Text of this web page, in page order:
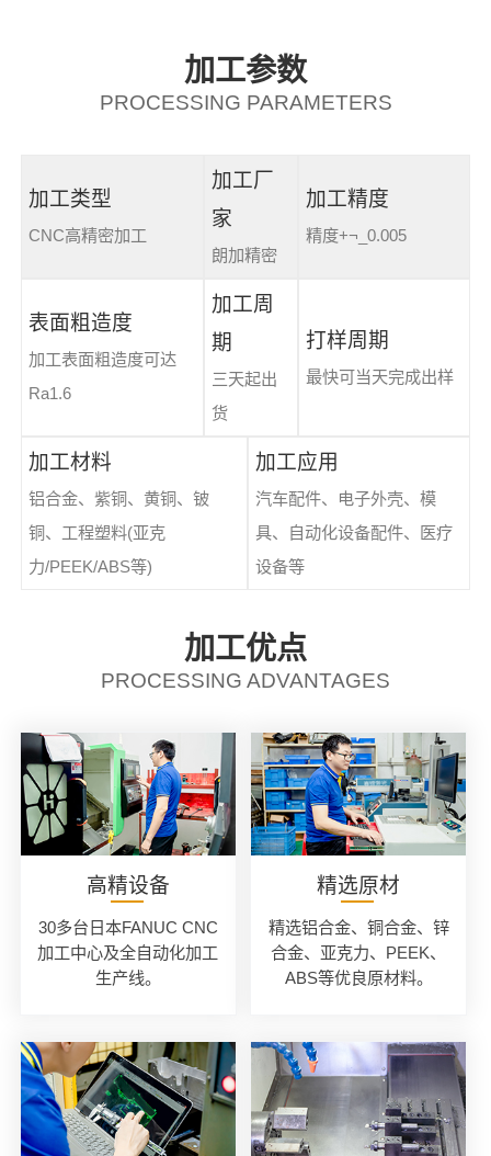
加工参数
PROCESSING PARAMETERS
加工类型
CNC高精密加工
加工厂
家
朗加精密
加工精度
精度+¬_0.005
表面粗造度
加工表面粗造度可达
Ra1.6
加工周
期
三天起出
货
打样周期
最快可当天完成出样
加工材料
铝合金、紫铜、黄铜、铍
铜、工程塑料(亚克
力/PEEK/ABS等)
加工应用
汽车配件、电子外壳、模
具、自动化设备配件、医疗
设备等
加工优点
PROCESSING ADVANTAGES
高精设备
30多台日本FANUC CNC
加工中心及全自动化加工
生产线。
精选原材
精选铝合金、铜合金、锌
合金、亚克力、PEEK、
ABS等优良原材料。